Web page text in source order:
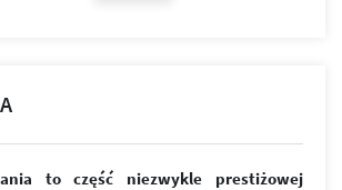
to część niezwykle prestiżowej